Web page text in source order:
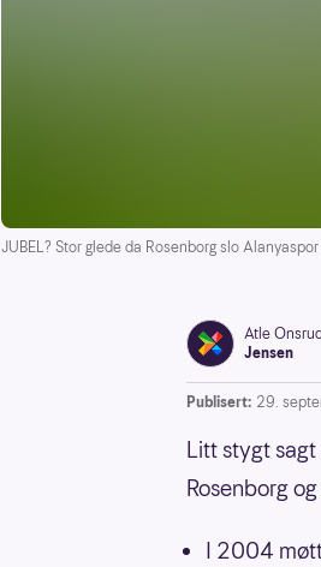
JUBEL? Stor glede da Rosenborg slo
Atle
Jensen
Publisert: 29.
Litt stygt
Rosenborg
I 2004